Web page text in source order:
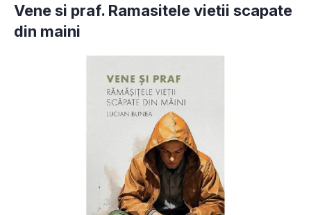
Vene si praf. Ramasitele vietii scapate
din maini